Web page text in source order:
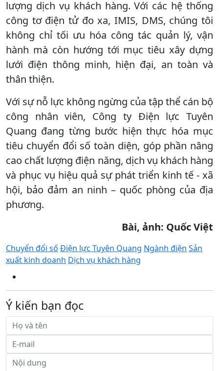
lượng dịch vụ khách hàng. Với các hệ thống
công tơ điện tử đo xa, IMIS, DMS, chúng tôi
không chỉ tối ưu hóa công tác quản lý, vận
hành mà còn hướng tới mục tiêu xây dựng
lưới điện thông minh, hiện đại, an toàn và
thân thiện.
Với sự nỗ lực không ngừng của tập thể cán bộ
công nhân viên, Công ty Điện lực Tuyên
Quang đang từng bước hiện thực hóa mục
tiêu chuyển đổi số toàn diện, góp phần nâng
cao chất lượng điện năng, dịch vụ khách hàng
và phục vụ hiệu quả sự phát triển kinh tế - xã
hội, bảo đảm an ninh – quốc phòng của địa
phương.
Bài, ảnh: Quốc Việt
Chuyển đổi số Điện lực Tuyên Quang Ngành điện Sản
xuất kinh doanh Dịch vụ khách hàng
Ý kiến bạn đọc